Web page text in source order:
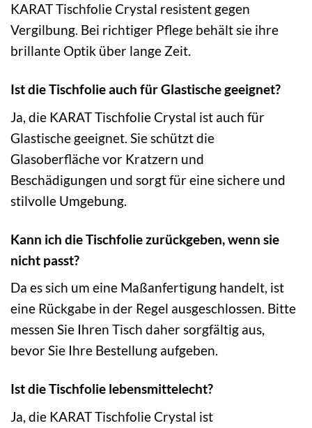
KARAT Tischfolie Crystal resistent gegen
Vergilbung. Bei richtiger Pflege behält sie ihre
brillante Optik über lange Zeit.
Ist die Tischfolie auch für Glastische geeignet?
Ja, die KARAT Tischfolie Crystal ist auch für
Glastische geeignet. Sie schützt die
Glasoberfläche vor Kratzern und
Beschädigungen und sorgt für eine sichere und
stilvolle Umgebung.
Kann ich die Tischfolie zurückgeben, wenn sie
nicht passt?
Da es sich um eine Maßanfertigung handelt, ist
eine Rückgabe in der Regel ausgeschlossen. Bitte
messen Sie Ihren Tisch daher sorgfältig aus,
bevor Sie Ihre Bestellung aufgeben.
Ist die Tischfolie lebensmittelecht?
Ja, die KARAT Tischfolie Crystal ist